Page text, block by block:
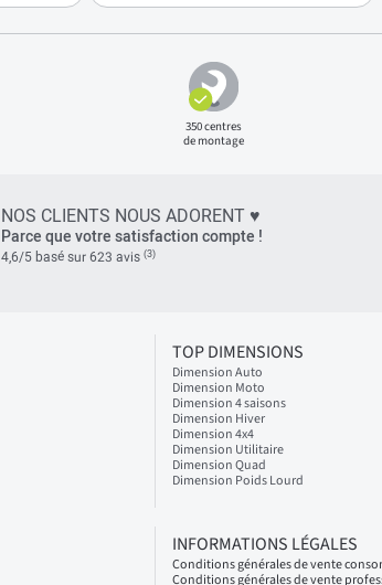
350 centres
de montage
NOS CLIENTS NOUS ADORENT ♥
Parce que votre satisfaction compte !
4,6/5 basé sur 623 avis (3)
TOP DIMENSIONS
Dimension Auto
Dimension Moto
Dimension 4 saisons
Dimension Hiver
Dimension 4x4
Dimension Utilitaire
Dimension Quad
Dimension Poids Lourd
INFORMATIONS LÉGALES
Conditions générales de vente
Conditions générales de vente